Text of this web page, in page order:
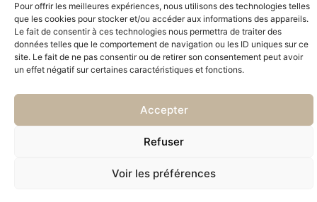
Pour offrir les meilleures expériences, nous utilisons des technologies telles
que les cookies pour stocker et/ou accéder aux informations des appareils.
Le fait de consentir à ces technologies nous permettra de traiter des
données telles que le comportement de navigation ou les ID uniques sur ce
site. Le fait de ne pas consentir ou de retirer son consentement peut avoir
un effet négatif sur certaines caractéristiques et fonctions.
Accepter
Refuser
Voir les préférences
Du Lundi
au
Vendredi :
09h00-
19h00